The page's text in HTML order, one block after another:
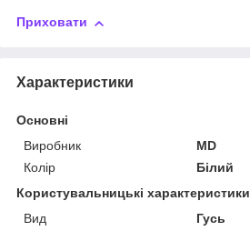
Приховати
Характеристики
Основні
Виробник
MD
Колір
Білий
Користувальницькі характеристики
Вид
Гусь